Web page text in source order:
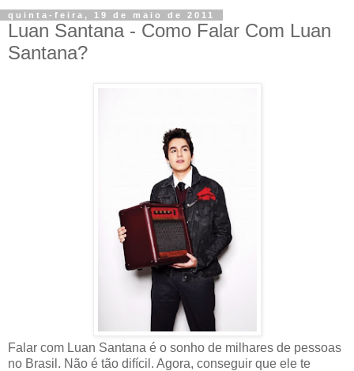
quinta-feira, 19 de maio de 2011
Luan Santana - Como Falar Com Luan
Santana?
Falar com Luan Santana é o sonho de milhares de pessoas
no Brasil. Não é tão difícil. Agora, conseguir que ele te